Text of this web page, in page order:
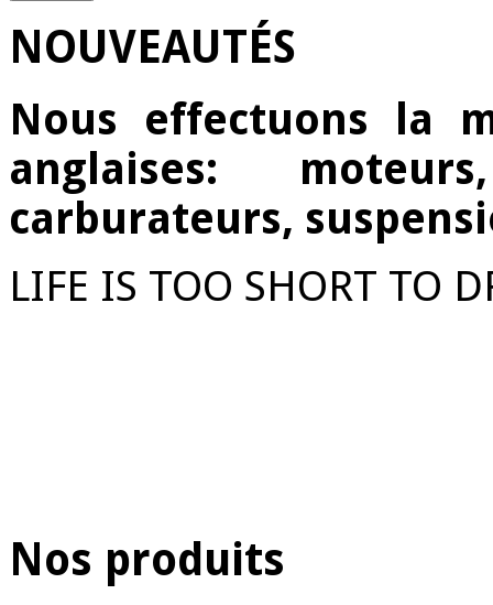
NOUVEAUTÉS
Nous effectuons la
anglaises:
carburateurs,
LIFE IS TOO SHORT TO
Nos produits